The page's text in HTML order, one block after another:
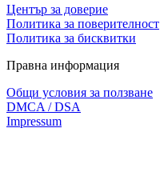
Център за доверие
Политика за поверителност
Политика за бисквитки
Правна информация
Общи условия за ползване
DMCA / DSA
Impressum